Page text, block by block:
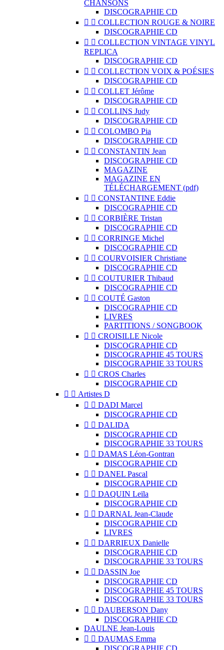
CHANSONS
DISCOGRAPHIE CD
  COLLECTION ROUGE & NOIRE
DISCOGRAPHIE CD
  COLLECTION VINTAGE VINYL
REPLICA
DISCOGRAPHIE CD
  COLLECTION VOIX & POÉSIES
DISCOGRAPHIE CD
  COLLET Jérôme
DISCOGRAPHIE CD
  COLLINS Judy
DISCOGRAPHIE CD
  COLOMBO Pia
DISCOGRAPHIE CD
  CONSTANTIN Jean
DISCOGRAPHIE CD
MAGAZINE
MAGAZINE EN
TÉLÉCHARGEMENT (pdf)
  CONSTANTINE Eddie
DISCOGRAPHIE CD
  CORBIÈRE Tristan
DISCOGRAPHIE CD
  CORRINGE Michel
DISCOGRAPHIE CD
  COURVOISIER Christiane
DISCOGRAPHIE CD
  COUTURIER Thibaud
DISCOGRAPHIE CD
  COUTÉ Gaston
DISCOGRAPHIE CD
LIVRES
PARTITIONS / SONGBOOK
  CROISILLE Nicole
DISCOGRAPHIE CD
DISCOGRAPHIE 45 TOURS
DISCOGRAPHIE 33 TOURS
  CROS Charles
DISCOGRAPHIE CD
  Artistes D
  DADI Marcel
DISCOGRAPHIE CD
  DALIDA
DISCOGRAPHIE CD
DISCOGRAPHIE 33 TOURS
  DAMAS Léon-Gontran
DISCOGRAPHIE CD
  DANEL Pascal
DISCOGRAPHIE CD
  DAQUIN Leïla
DISCOGRAPHIE CD
  DARNAL Jean-Claude
DISCOGRAPHIE CD
LIVRES
  DARRIEUX Danielle
DISCOGRAPHIE CD
DISCOGRAPHIE 33 TOURS
  DASSIN Joe
DISCOGRAPHIE CD
DISCOGRAPHIE 45 TOURS
DISCOGRAPHIE 33 TOURS
  DAUBERSON Dany
DISCOGRAPHIE CD
DAULNE Jean-Louis
  DAUMAS Emma
DISCOGRAPHIE CD